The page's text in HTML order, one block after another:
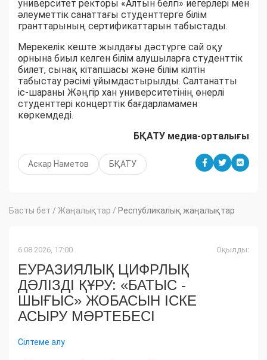
университет ректоры «Алтын белгі» иегерлері мен
әлеуметтік санаттағы студенттерге білім
гранттарының сертификаттарын табыстады.
Мерекелік кеште жылдағы дәстүрге сай оқу
орнына биыл келген білім алушыларға студенттік
билет, сынақ кітапшасы және білім кілтін
табыстау рәсімі ұйымдастырылды. Салтанатты
іс-шараны Жәңгір хан университетінің өнерлі
студенттері концерттік бағдарламамен
көркемдеді.
БҚАТУ медиа-орталығы
Аскар Наметов БҚАТУ
Басты бет / Жаңалықтар / Республикалық жаңалықтар
6.08.2026, 17:00 Оқылды:
ЕУРАЗИЯЛЫҚ ЦИФРЛЫҚ
ДӘЛІЗДІ ҚҰРУ: «БАТЫС -
ШЫҒЫС» ЖОБАСЫН ІСКЕ
АСЫРУ МӘРТЕБЕСІ
Сілтеме алу